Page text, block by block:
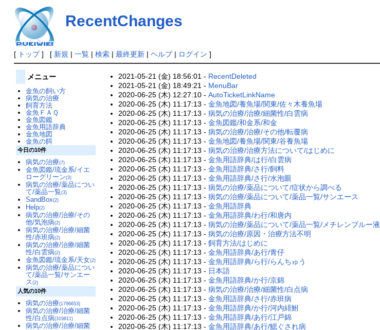
RecentChanges
[ トップ] [ 新規 | 一覧| 検索| 最終更新| ヘルプ| ログイン ]
2021-05-21 (金) 18:56:01 - RecentDeleted
2021-05-21 (金) 18:49:21 - MenuBar
2020-06-25 (木) 12:27:10 - AutoTicketLinkName
2020-06-25 (木) 11:17:13 - 金魚地図/養魚場/関東/佐々木養魚場
2020-06-25 (木) 11:17:13 - 病気の治療/治療/細菌性/白雲病
2020-06-25 (木) 11:17:13 - 金魚図鑑/和金系/和金
2020-06-25 (木) 11:17:13 - 病気の治療/治療/その他/転覆病
2020-06-25 (木) 11:17:13 - 金魚地図/養魚場/関東/谷養魚場
2020-06-25 (木) 11:17:13 - 病気の治療/治療方法について/はじめに
2020-06-25 (木) 11:17:13 - 金魚用語辞典/は行/白雲病
2020-06-25 (木) 11:17:13 - 金魚用語辞典/さ行/飼料
2020-06-25 (木) 11:17:13 - 金魚用語辞典/さ行/水泡眼
2020-06-25 (木) 11:17:13 - 病気の治療/薬品について/症状から調べる
2020-06-25 (木) 11:17:13 - 病気の治療/薬品について/薬品一覧/サンエース
2020-06-25 (木) 11:17:13 - 金魚用語辞典
2020-06-25 (木) 11:17:13 - 金魚用語辞典/わ行/和唐内
2020-06-25 (木) 11:17:13 - 病気の治療/薬品について/薬品一覧/メチレンブルー液
2020-06-25 (木) 11:17:13 - 病気の治療/原因・治療方法不明
2020-06-25 (木) 11:17:13 - 飼育方法/はじめに
2020-06-25 (木) 11:17:13 - 金魚用語辞典/あ行/青仔
2020-06-25 (木) 11:17:13 - 金魚用語辞典/ら行/らんちゅう
2020-06-25 (木) 11:17:13 - 日本語
2020-06-25 (木) 11:17:13 - 金魚用語辞典/か行/京錦
2020-06-25 (木) 11:17:13 - 病気の治療/治療/細菌性/白点病
2020-06-25 (木) 11:17:13 - 金魚用語辞典/さ行/赤班病
2020-06-25 (木) 11:17:13 - 金魚用語辞典/か行/河内緋鮒
2020-06-25 (木) 11:17:13 - 金魚用語辞典/あ行/江戸錦
2020-06-25 (木) 11:17:13 - 金魚用語辞典/あ行/鰓ぐされ病
メニュー
金魚の飼い方
病気の治療
飼育方法
金魚ＦＡＱ
金魚図鑑
金魚用語辞典
金魚地図
金魚の餌
今日の10件
病気の治療(7)
金魚図鑑/琉金系/イエ
ローグリーン(3)
病気の治療/薬品につい
て/薬品一覧(3)
SandBox(2)
Help(2)
病気の治療/治療/その
他/気泡病(2)
病気の治療/治療/細菌
性/赤班病(2)
病気の治療/治療/細菌
性/白雲病(2)
金魚図鑑/琉金系/天女(2)
病気の治療/薬品につい
て/薬品一覧/サンエー
ス(2)
人気の10件
病気の治療(1796653)
病気の治療/治療/細菌
性/白点病(319811)
病気の治療/治療/細菌